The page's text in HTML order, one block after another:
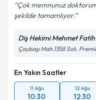
Çok memnunuz
şekilde tamamlıyor.
Diş Hekimi Mehmet
Çaybaşı Mah.1358 Sok.
En Yakın Saatler
11 Ağu
10:30
12 Ağu
12:30